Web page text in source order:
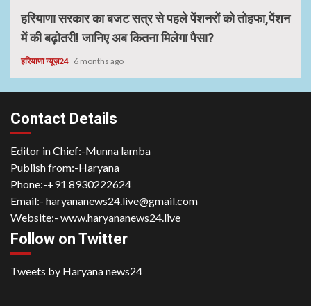
हरियाणा सरकार का बजट सत्र से पहले पेंशनरों को तोहफा,पेंशन
में की बढ़ोतरी! जानिए अब कितना मिलेगा पैसा?
हरियाणा न्यूज़24 6 months ago
Contact Details
Editor in Chief:-Munna lamba
Publish from:-Haryana
Phone:-+91 8930222624
Email:- haryananews24.live@gmail.com
Website:- www.haryananews24.live
Follow on Twitter
Tweets by Haryana news24